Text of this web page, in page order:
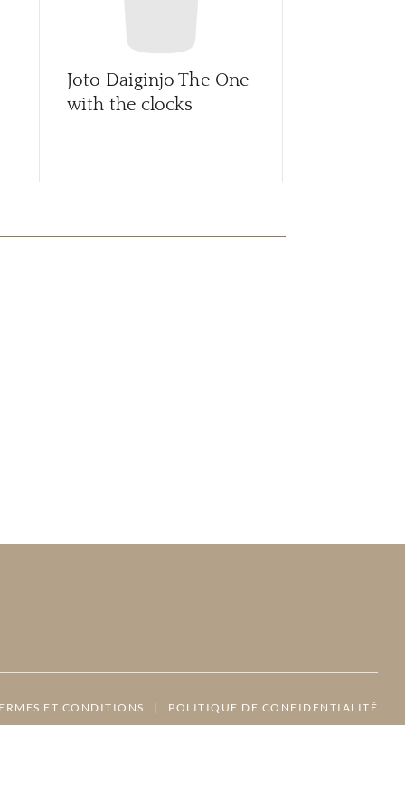
Joto Daiginjo The One
with the clocks
ET CONDITIONS | POLITIQUE DE CONFIDENTIALITÉ